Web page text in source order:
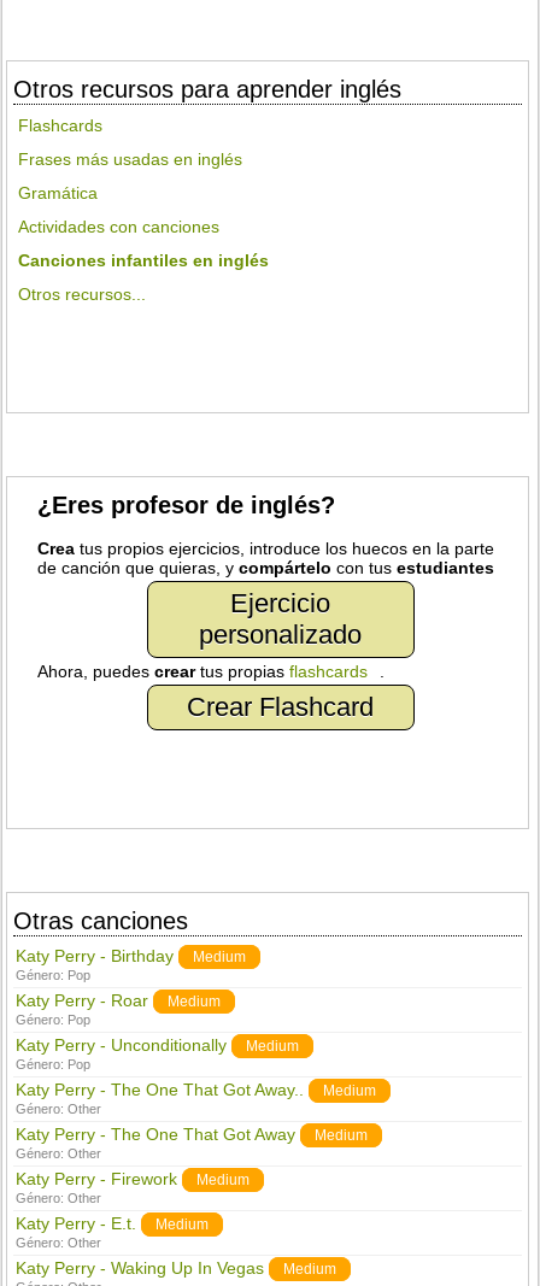
Otros recursos para aprender inglés
Flashcards
Frases más usadas en inglés
Gramática
Actividades con canciones
Canciones infantiles en inglés
Otros recursos...
¿Eres profesor de inglés?
Crea tus propios ejercicios, introduce los huecos en la parte
de canción que quieras, ycompártelo con tusestudiantes
Ejercicio
personalizado
Ahora, puedescreartus propiasflashcards .
Crear Flashcard
Otras canciones
Katy Perry - Birthday Medium
Género: Pop
Katy Perry - Roar Medium
Género: Pop
Katy Perry - Unconditionally Medium
Género: Pop
Katy Perry - The One That Got Away.. Medium
Género:Other
Katy Perry - The One That Got Away Medium
Género:Other
Katy Perry - Firework Medium
Género:Other
Katy Perry - E.t. Medium
Género:Other
Katy Perry - Waking Up In Vegas Medium